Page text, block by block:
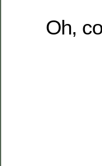
Oh,